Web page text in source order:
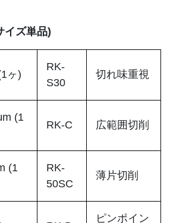
イズ単品)
ヶ)
RK-
S30
切れ味重視
(1
RK-C 広範囲切削
(1
RK-
50SC
薄片切削
ピンポイン